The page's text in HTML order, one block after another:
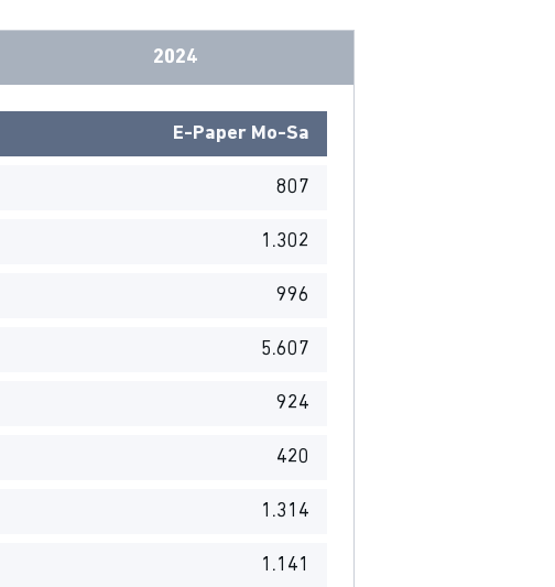
2024
E-Paper Mo-Sa
807
1.302
996
5.607
924
420
1.314
1.141